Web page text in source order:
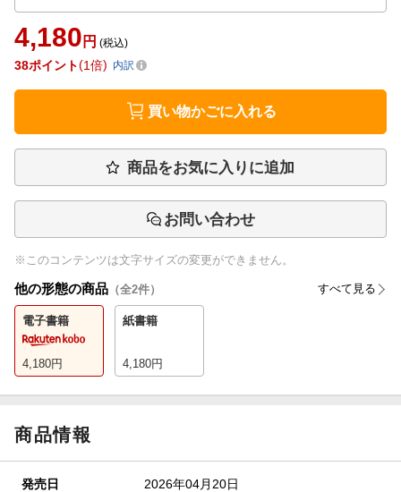
4,180 円 (税込)
38ポイント 1倍 内訳
買い物かごに入れる
商品をお気に入りに追加
お問い合わせ
※このコンテンツは文字サイズの変更ができません。
他の形態の商品 （全2件） すべて見る
電子書籍
4,180円
紙書籍
4,180円
商品情報
発売日 2026年04月20日